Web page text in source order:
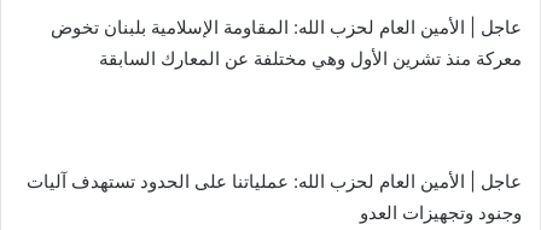
عاجل | الأمين العام لحزب الله: المقاومة الإسلامية بلبنان تخوض
معركة منذ تشرين الأول وهي مختلفة عن المعارك السابقة
عاجل | الأمين العام لحزب الله: عملياتنا على الحدود تستهدف آليات
وجنود وتجهيزات العدو